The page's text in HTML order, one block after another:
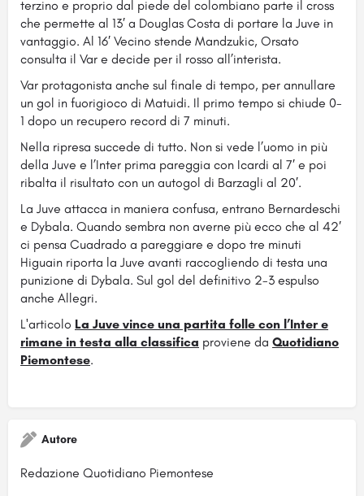
terzino e proprio dal piede del colombiano parte il cross
che permette al 13′ a Douglas Costa di portare la Juve in
vantaggio. Al 16′ Vecino stende Mandzukic, Orsato
consulta il Var e decide per il rosso all’interista.
Var protagonista anche sul finale di tempo, per annullare
un gol in fuorigioco di Matuidi. Il primo tempo si chiude 0-
1 dopo un recupero record di 7 minuti.
Nella ripresa succede di tutto. Non si vede l’uomo in più
della Juve e l’Inter prima pareggia con Icardi al 7′ e poi
ribalta il risultato con un autogol di Barzagli al 20′.
La Juve attacca in maniera confusa, entrano Bernardeschi
e Dybala. Quando sembra non averne più ecco che al 42′
ci pensa Cuadrado a pareggiare e dopo tre minuti
Higuain riporta la Juve avanti raccogliendo di testa una
punizione di Dybala. Sul gol del definitivo 2-3 espulso
anche Allegri.
L'articolo La Juve vince una partita folle con l’Inter e
rimane in testa alla classifica proviene da Quotidiano
Piemontese.
Autore
Redazione Quotidiano Piemontese